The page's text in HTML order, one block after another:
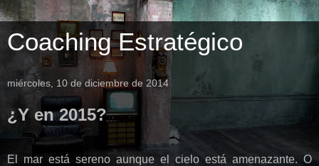
Coaching Estratégico
miércoles, 10 de diciembre de 2014
¿Y en 2015?
El mar está sereno aunque el cielo está amenazante. O